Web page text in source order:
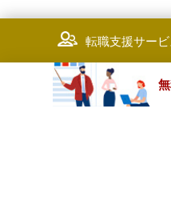
転職支援サービ